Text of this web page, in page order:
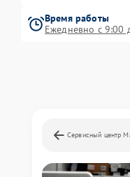
Время работы
Ежедневно с 9:00
Сервисный центр